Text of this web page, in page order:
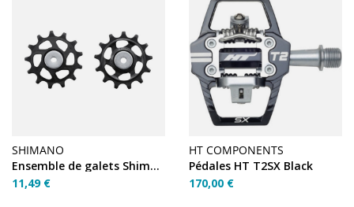
SHIMANO
Ensemble de galets Shimano RD-M7100 SLX/Deore 12v SGS
11,49 €
HT COMPONENTS
Pédales HT T2SX Black
170,00 €